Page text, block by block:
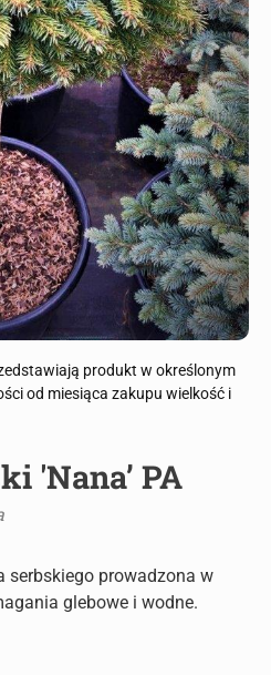
produkt w określonym
od miesiąca zakupu wielkość i
'Nana’ PA
serbskiego prowadzona w
glebowe i wodne.